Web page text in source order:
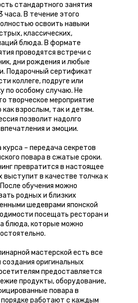
стандартного занятия
часа. В течение этого
освоить навыки
классических,
блюда. В формате
проводятся встречи с
дни рождения и любые
Подарочный сертификат
коллеге, подруге или
по особому случаю. Не
творческое мероприятие
взрослым, так и детям.
позволит надолго
и эмоции.
– передача секретов
повара в сжатые сроки.
превратится в настоящее
выступит в качестве толчка к
обучения можно
родных и близких
шедеврами японской
посещать ресторан и
блюда, которые можно
мастерской есть все
оригинальных
предоставляется
продукты, оборудование,
повара в
работают с каждым